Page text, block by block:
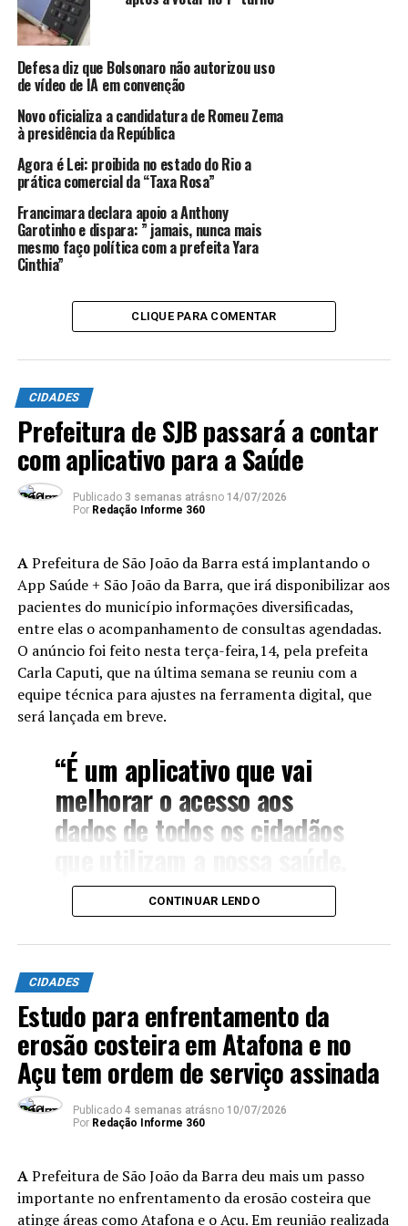
a empresa está atuando legalmente e pagando
corretamente os seus tributos.
Os impostos das notas fiscais emitidas no município
ajudam a compor a arrecadação própria da Prefeitura. A
Secretaria Municipal de Fazenda aprimora
constantemente a fiscalização sobre esses valores, com
o objetivo de aumentar a arrecadação, sem aumento de
tributos.
ANÚNCIO
Por:Secom-PMSJB
TÓPICOS RELACIONADOS: ECONOMIA POLITICA
ATÉ A PRÓXIMA
Refis: adesão ao programa pode ser feito até 31 de
Italva lança moeda local “Pedra Branca” para aquecer
economia e valorizar o comércio da cidade
Defesa diz que Bolsonaro não autorizou uso
de vídeo de IA em convenção
Novo oficializa a candidatura de Romeu Zema
à presidência da República
Agora é Lei: proibida no estado do Rio a
prática comercial da “Taxa Rosa”
Francimara declara apoio a Anthony
Garotinho e dispara: ” jamais, nunca mais
mesmo faço política com a prefeita Yara
Cinthia”
CLIQUE PARA COMENTAR
CIDADES
Prefeitura de SJB passará a contar
com aplicativo para a Saúde
Publicado 3 semanas atrásno 14/07/2026
Por Redação Informe 360
APrefeitura de São João da Barra está implantando o
App Saúde + São João da Barra, que irá disponibilizar aos
pacientes do município informações diversificadas,
entre elas o acompanhamento de consultas agendadas.
O anúncio foi feito nesta terça-feira,14, pela prefeita
Carla Caputi, que na última semana se reuniu com a
equipe técnica para ajustes na ferramenta digital, que
será lançada em breve.
“É um aplicativo que vai
melhorar o acesso aos
dados de todos os cidadãos
Seguimos investindo cada
vez mais em tecnologia na
saúde do município”,
destacou a prefeita.
A previsão é que o serviço online já esteja disponível no
Google e na loja da App Story, logo que finalizados os
ajustes definidos na reunião. Para ter acesso ao App da
Saúde, é simples, após baixar, bastará preencher um
rápido formulário de cadastro.
“O aplicativo da Saúde foi
criado para aproximar
CONTINUAR LENDO
CIDADES
Estudo para enfrentamento da
erosão costeira em Atafona e no
Açu tem ordem de serviço assinada
Publicado 4 semanas atrásno 10/07/2026
Por Redação Informe 360
APrefeitura de São João da Barra deu mais um passo
importante no enfrentamento da erosão costeira que
atinge áreas como Atafona e o Açu. Em reunião realizada